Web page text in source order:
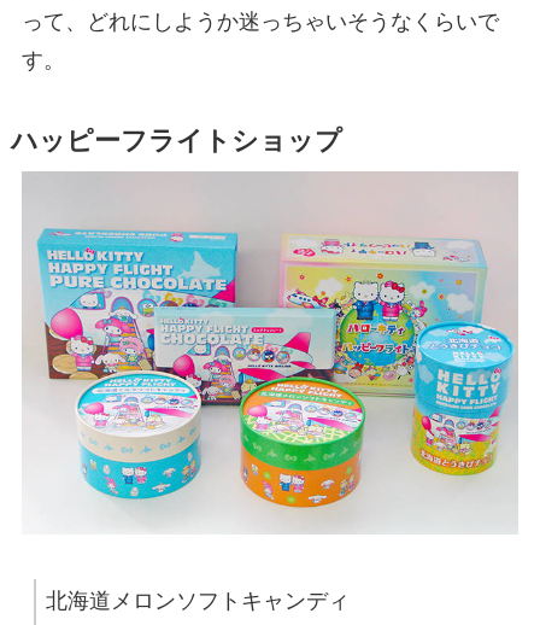
って、どれにしようか迷っちゃいそうなくらいで
す。
ハッピーフライトショップ
北海道メロンソフトキャンディ